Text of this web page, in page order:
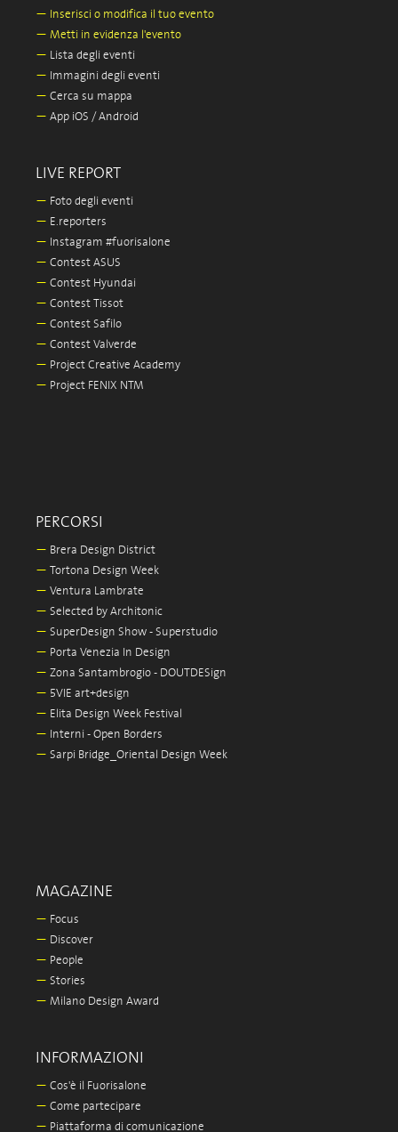
— Inserisci o modifica il tuo evento
— Metti in evidenza l'evento
— Lista degli eventi
— Immagini degli eventi
— Cerca su mappa
— App iOS / Android
LIVE REPORT
— Foto degli eventi
— E.reporters
— Instagram #fuorisalone
— Contest ASUS
— Contest Hyundai
— Contest Tissot
— Contest Safilo
— Contest Valverde
— Project Creative Academy
— Project FENIX NTM
PERCORSI
— Brera Design District
— Tortona Design Week
— Ventura Lambrate
— Selected by Architonic
— SuperDesign Show - Superstudio
— Porta Venezia In Design
— Zona Santambrogio - DOUTDESign
— 5VIE art+design
— Elita Design Week Festival
— Interni - Open Borders
— Sarpi Bridge_Oriental Design Week
MAGAZINE
— Focus
— Discover
— People
— Stories
— Milano Design Award
INFORMAZIONI
— Cos'è il Fuorisalone
— Come partecipare
— Piattaforma di comunicazione